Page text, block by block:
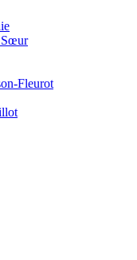
Sœur
Fleurot